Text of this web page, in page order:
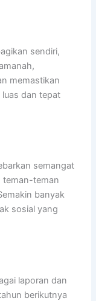
sendiri,
memastikan
dan tepat
semangat
teman-teman
banyak
sosial yang
laporan dan
berikutnya